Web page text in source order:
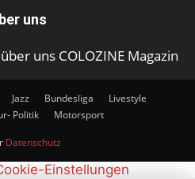
uns
uns COLOZINE Magazin
Jazz Bundesliga
Livestyle
Politik Motorsport
Datenschutz
Einstellungen